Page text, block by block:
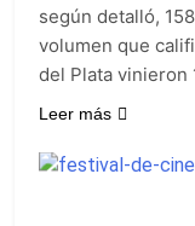
según detalló,
volumen que
del Plata
Leer más